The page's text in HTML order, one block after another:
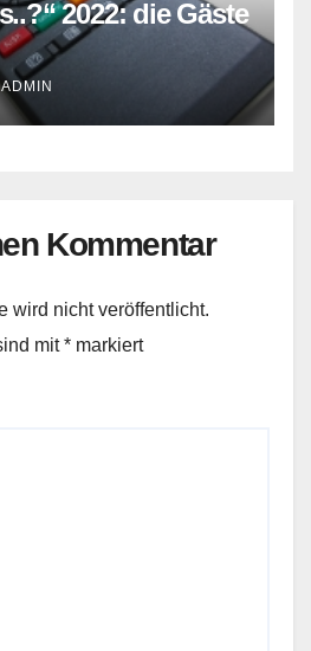
2022: die Gäste
Kommentar
wird nicht veröffentlicht.
mit* markiert